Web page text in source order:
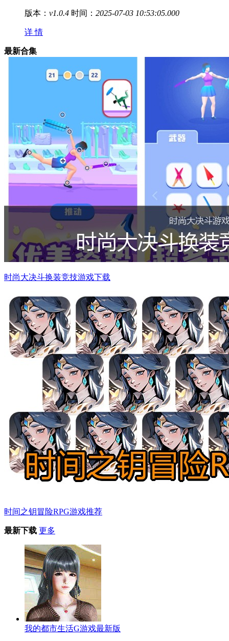
版本： v1.0.4 时间： 2025-07-03 10:53:05.000
详 情
最新合集
时尚大决斗换装竞技游戏下载
时间之钥冒险RPG游戏推荐
最新下载 更多
我的都市生活G游戏最新版